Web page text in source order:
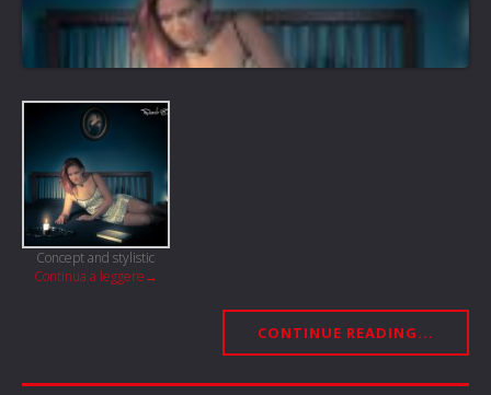
Concept and stylistic
Continua a leggere→
CONTINUE READING...